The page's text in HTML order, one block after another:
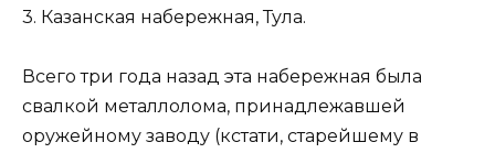
3. Казанская набережная, Тула.
Всего три года назад эта набережная была
свалкой металлолома, принадлежавшей
оружейному заводу (кстати, старейшему в